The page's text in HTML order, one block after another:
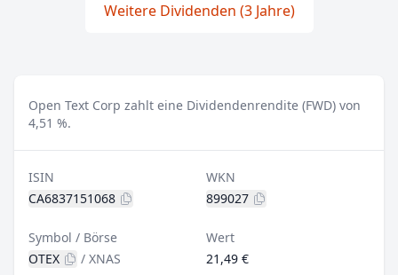
Weitere Dividenden (3 Jahre)
Open Text Corp zahlt eine Dividendenrendite (FWD) von
4,51 %.
ISIN
CA6837151068
WKN
899027
Symbol / Börse
OTEX
/ XNAS
Wert
21,49 €